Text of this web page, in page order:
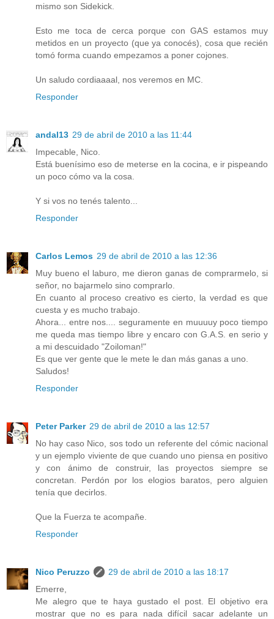
mismo son Sidekick.
Esto me toca de cerca porque con GAS estamos muy
metidos en un proyecto (que ya conocés), cosa que recién
tomó forma cuando empezamos a poner cojones.
Un saludo cordiaaaal, nos veremos en MC.
Responder
andal13 29 de abril de 2010 a las 11:44
Impecable, Nico.
Está buenísimo eso de meterse en la cocina, e ir pispeando
un poco cómo va la cosa.
Y si vos no tenés talento...
Responder
Carlos Lemos 29 de abril de 2010 a las 12:36
Muy bueno el laburo, me dieron ganas de comprarmelo, si
señor, no bajarmelo sino comprarlo.
En cuanto al proceso creativo es cierto, la verdad es que
cuesta y es mucho trabajo.
Ahora... entre nos.... seguramente en muuuuy poco tiempo
me queda mas tiempo libre y encaro con G.A.S. en serio y
a mi descuidado "Zoiloman!"
Es que ver gente que le mete le dan más ganas a uno.
Saludos!
Responder
Peter Parker 29 de abril de 2010 a las 12:57
No hay caso Nico, sos todo un referente del cómic nacional
y un ejemplo viviente de que cuando uno piensa en positivo
y con ánimo de construir, las proyectos siempre se
concretan. Perdón por los elogios baratos, pero alguien
tenía que decirlos.
Que la Fuerza te acompañe.
Responder
Nico Peruzzo
29 de abril de 2010 a las 18:17
Emerre,
Me alegro que te haya gustado el post. El objetivo era
mostrar que no es para nada difícil sacar adelante un